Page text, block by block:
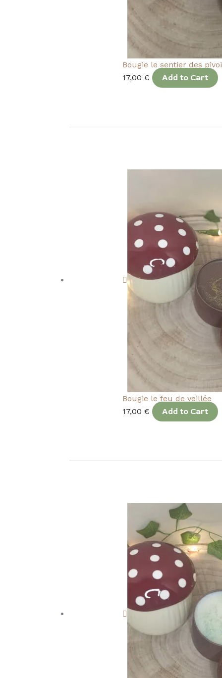
Bougie le sentier des
17,00 € Add to Cart
Bougie le feu de veillée
17,00 € Add to Cart